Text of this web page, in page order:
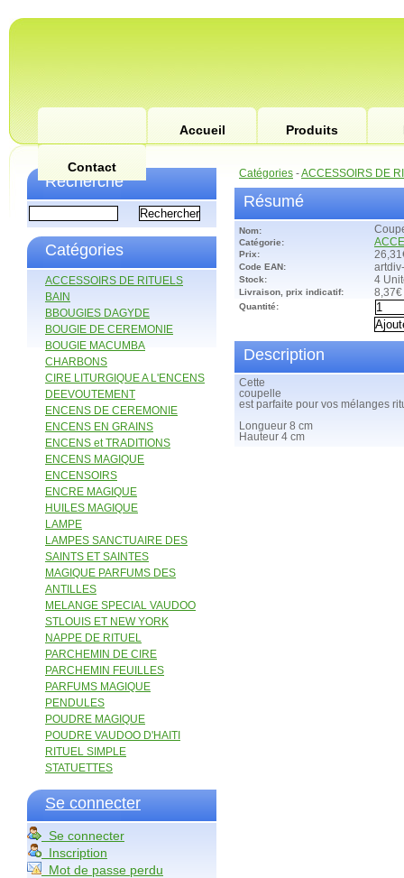
Accueil Produits
Contact
Recherche
Catégories
ACCESSOIRS DE RITUELS
BAIN
BBOUGIES DAGYDE
BOUGIE DE CEREMONIE
BOUGIE MACUMBA
CHARBONS
CIRE LITURGIQUE A L'ENCENS
DEEVOUTEMENT
ENCENS DE CEREMONIE
ENCENS EN GRAINS
ENCENS et TRADITIONS
ENCENS MAGIQUE
ENCENSOIRS
ENCRE MAGIQUE
HUILES MAGIQUE
LAMPE
LAMPES SANCTUAIRE DES
SAINTS ET SAINTES
MAGIQUE PARFUMS DES
ANTILLES
MELANGE SPECIAL VAUDOO
STLOUIS ET NEW YORK
NAPPE DE RITUEL
PARCHEMIN DE CIRE
PARCHEMIN FEUILLES
PARFUMS MAGIQUE
PENDULES
POUDRE MAGIQUE
POUDRE VAUDOO D'HAITI
RITUEL SIMPLE
STATUETTES
Se connecter
Se connecter
Inscription
Mot de passe perdu
Catégories -ACCESSOIRS DE
Résumé
Nom:
Catégorie:
Prix:
Code EAN:
Stock: 4
Livraison, prix indicatif: 8,37€
Quantité:
Description
Cette
coupelle
est parfaite pour vos mélanges
Longueur 8 cm
Hauteur 4 cm